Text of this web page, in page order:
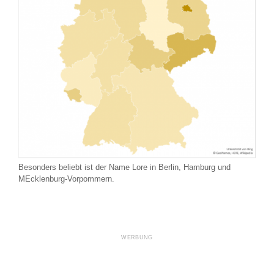
Besonders beliebt ist der Name Lore in Berlin, Hamburg und
MEcklenburg-Vorpommern.